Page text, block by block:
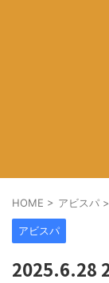
HOME > アビスパ >
アビスパ
2025.6.28